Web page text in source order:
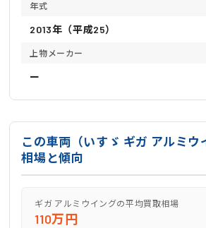
年式
2013年（平成25）
上物メーカー
ー
この車両（いすゞ ギガ アルミウ
相場と傾向
ギガ アルミウイングの平均買取相場
110万円